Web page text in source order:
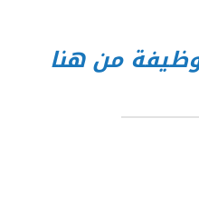
من هنا